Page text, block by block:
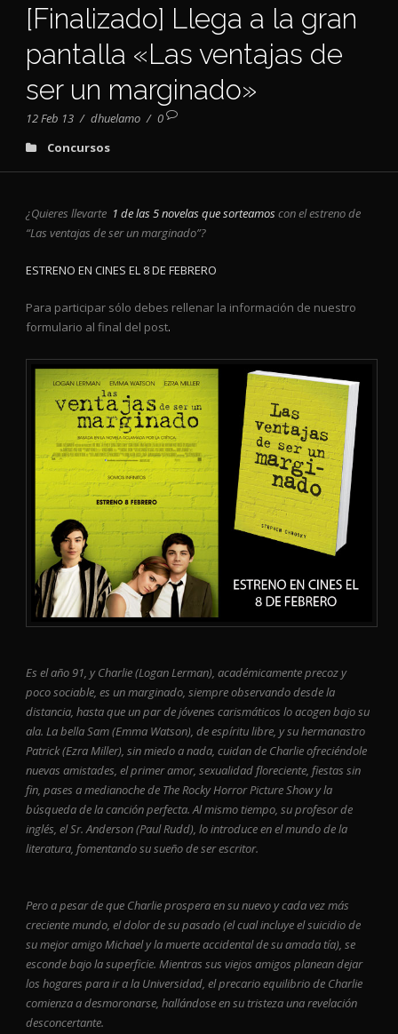
[Finalizado] Llega a la gran
pantalla «Las ventajas de
ser un marginado»
12 Feb 13 / dhuelamo / 0
Concursos
¿Quieres llevarte 1 de las 5 novelas que sorteamoscon el estreno de
“Las ventajas de ser un marginado”?
ESTRENO EN CINES EL 8 DE FEBRERO
Para participar sólo debes rellenar la información de nuestro
formulario al final del post.
Es el año 91, y Charlie (Logan Lerman), académicamente precoz y
poco sociable, es un marginado, siempre observando desde la
distancia, hasta que un par de jóvenes carismáticos lo acogen bajo su
ala. La bella Sam (Emma Watson), de espíritu libre, y su hermanastro
Patrick (Ezra Miller), sin miedo a nada, cuidan de Charlie ofreciéndole
nuevas amistades, el primer amor, sexualidad floreciente, fiestas sin
fin, pases a medianoche de The Rocky Horror Picture Show y la
búsqueda de la canción perfecta. Al mismo tiempo, su profesor de
inglés, el Sr. Anderson (Paul Rudd), lo introduce en el mundo de la
literatura, fomentando su sueño de ser escritor.
Pero a pesar de que Charlie prospera en su nuevo y cada vez más
creciente mundo, el dolor de su pasado (el cual incluye el suicidio de
su mejor amigo Michael y la muerte accidental de su amada tía), se
esconde bajo la superficie. Mientras sus viejos amigos planean dejar
los hogares para ir a la Universidad, el precario equilibrio de Charlie
comienza a desmoronarse, hallándose en su tristeza una revelación
desconcertante.